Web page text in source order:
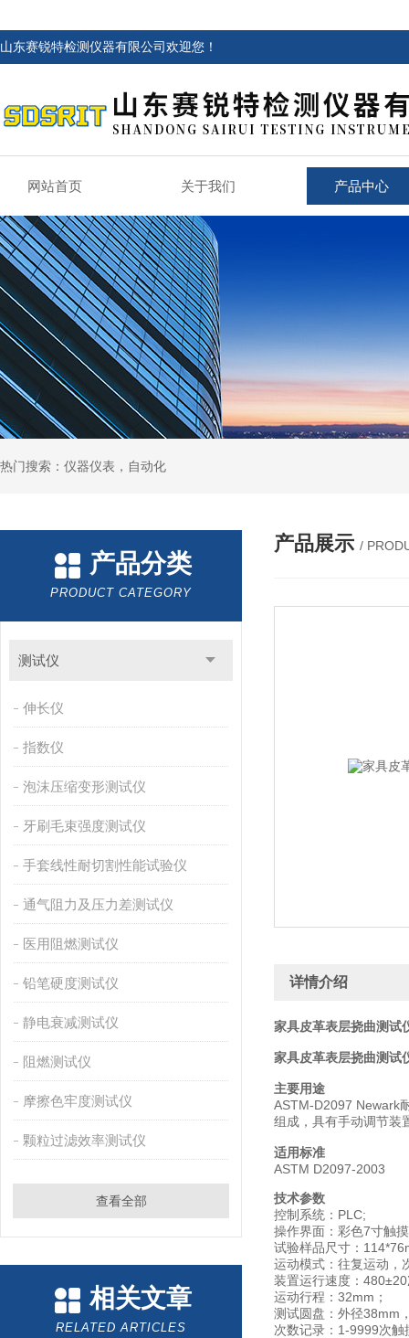
山东赛锐特检测仪器有限公司欢迎您！
网站首页 关于我们 产品中心
热门搜索：仪器仪表，自动化
产品分类
PRODUCT CATEGORY
测试仪
伸长仪
指数仪
泡沫压缩变形测试仪
牙刷毛束强度测试仪
手套线性耐切割性能试验仪
通气阻力及压力差测试仪
医用阻燃测试仪
铅笔硬度测试仪
静电衰减测试仪
阻燃测试仪
摩擦色牢度测试仪
颗粒过滤效率测试仪
查看全部
相关文章
RELATED ARTICLES
产品展示 /
详情介绍
家具皮革表层挠曲测试
家具皮革表层挠曲测试
主要用途
ASTM-D2097 Newark
组成，具有手动调节装
适用标准
ASTM D2097-2003
技术参数
控制系统：PLC;
操作界面：彩色7寸触
试验样品尺寸：
运动模式：往复运动，
装置运行速度：
运动行程：32mm；
测试圆盘：外径38mm
次数记录：1-9999次